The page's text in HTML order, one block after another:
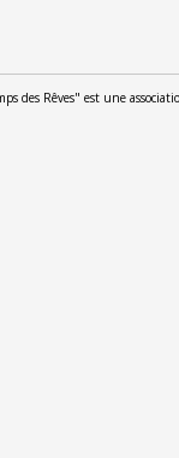
des Rêves" est une